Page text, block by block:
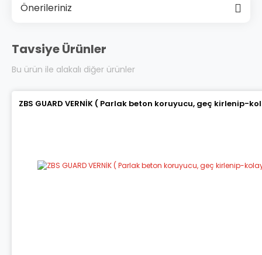
Önerileriniz
Tavsiye Ürünler
Bu ürün ile alakalı diğer ürünler
ZBS GUARD VERNİK ( Parlak beton koruyucu, geç kirlenip-